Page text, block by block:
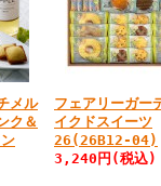
メル
ク＆
フェアリーガー
イクドスイーツ
26(26B12-04)
3,240円 (税込)